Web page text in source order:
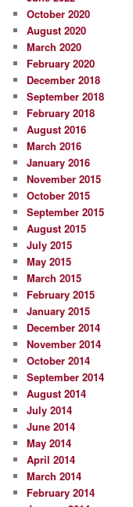
October 2020
August 2020
March 2020
February 2020
December 2018
September 2018
February 2018
August 2016
March 2016
January 2016
November 2015
October 2015
September 2015
August 2015
July 2015
May 2015
March 2015
February 2015
January 2015
December 2014
November 2014
October 2014
September 2014
August 2014
July 2014
June 2014
May 2014
April 2014
March 2014
February 2014